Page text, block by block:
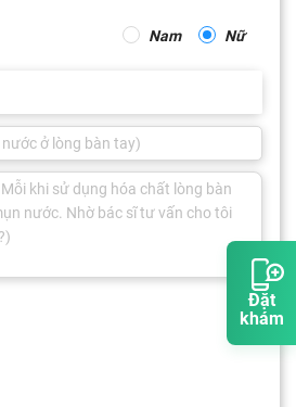
Đặt
khám
Nam Nữ